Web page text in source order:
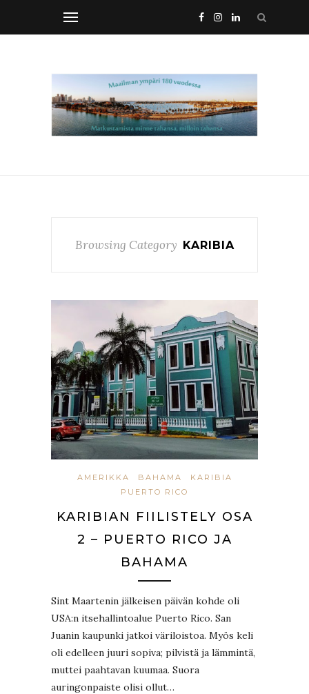
Browsing Category KARIBIA
AMERIKKA BAHAMA
KARIBIA
PUERTO RICO
KARIBIAN FIILISTELY OSA
2 – PUERTO RICO JA
BAHAMA
Sint Maartenin jälkeisen päivän kohde oli
USA:n itsehallintoalue Puerto Rico. San
Juanin kaupunki jatkoi väriloistoa. Myös keli
oli edelleen juuri sopiva; pilvistä ja lämmintä,
muttei paahtavan kuumaa. Suora
auringonpaiste olisi ollut…